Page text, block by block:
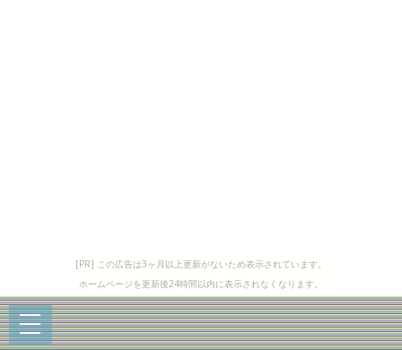
[PR] この広告は3ヶ月以上更新がないため表示されています。
ホームページを更新後24時間以内に表示されなくなります。